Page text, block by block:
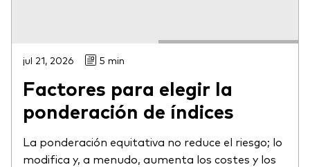
jul 21, 2026 5 min
Factores para elegir la
ponderación de índices
La ponderación equitativa no reduce el riesgo; lo
modifica y, a menudo, aumenta los costes y los